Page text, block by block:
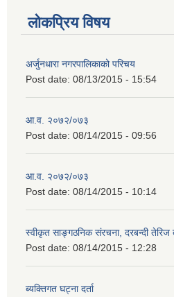
लोकप्रिय विषय
अर्जुनधारा नगरपालिकाको परिचय
Post date: 08/13/2015 - 15:54
आ.व. २०७२/०७३
Post date: 08/14/2015 - 09:56
आ.व. २०७२/०७३
Post date: 08/14/2015 - 10:14
स्वीकृत साङ्गठनिक संरचना, दरबन्दी तेरिज
Post date: 08/14/2015 - 12:28
ब्यक्तिगत घट्ना दर्ता